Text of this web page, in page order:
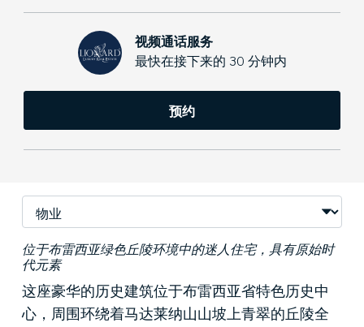
视频通话服务
最快在接下来的 30 分钟内
预约
位于布雷西亚绿色丘陵环境中的迷人住宅，具有原始时
代元素
这座豪华的历史建筑位于布雷西亚省特色历史中
心，周围环绕着马达莱纳山山坡上青翠的丘陵全